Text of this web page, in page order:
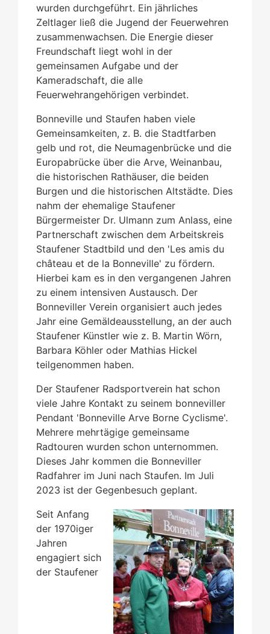
wurden durchgeführt. Ein jährliches
Zeltlager ließ die Jugend der Feuerwehren
zusammenwachsen. Die Energie dieser
Freundschaft liegt wohl in der
gemeinsamen Aufgabe und der
Kameradschaft, die alle
Feuerwehrangehörigen verbindet.
Bonneville und Staufen haben viele
Gemeinsamkeiten, z. B. die Stadtfarben
gelb und rot, die Neumagenbrücke und die
Europabrücke über die Arve, Weinanbau,
die historischen Rathäuser, die beiden
Burgen und die historischen Altstädte. Dies
nahm der ehemalige Staufener
Bürgermeister Dr. Ulmann zum Anlass, eine
Partnerschaft zwischen dem Arbeitskreis
Staufener Stadtbild und den 'Les amis du
château et de la Bonneville' zu fördern.
Hierbei kam es in den vergangenen Jahren
zu einem intensiven Austausch. Der
Bonneviller Verein organisiert auch jedes
Jahr eine Gemäldeausstellung, an der auch
Staufener Künstler wie z. B. Martin Wörn,
Barbara Köhler oder Mathias Hickel
teilgenommen haben.
Der Staufener Radsportverein hat schon
viele Jahre Kontakt zu seinem bonneviller
Pendant 'Bonneville Arve Borne Cyclisme'.
Mehrere mehrtägige gemeinsame
Radtouren wurden schon unternommen.
Dieses Jahr kommen die Bonneviller
Radfahrer im Juni nach Staufen. Im Juli
2023 ist der Gegenbesuch geplant.
Seit Anfang
der 1970iger
Jahren
engagiert sich
der Staufener